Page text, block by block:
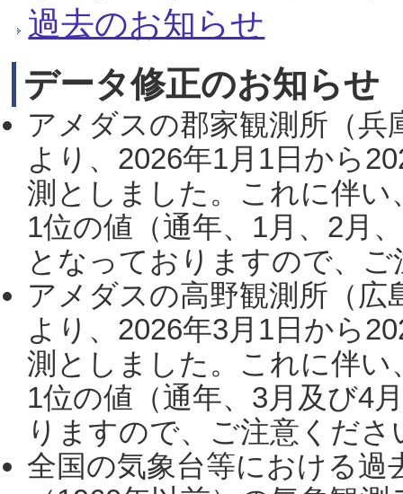
過去のお知らせ
データ修正のお知らせ
アメダスの郡家観測所（
より、2026年1月1日から
測としました。これに伴い
1位の値（通年、1月、2月
となっておりますので、
アメダスの高野観測所（
より、2026年3月1日から
測としました。これに伴い
1位の値（通年、3月及び4
りますので、ご注意くだ
全国の気象台等における過